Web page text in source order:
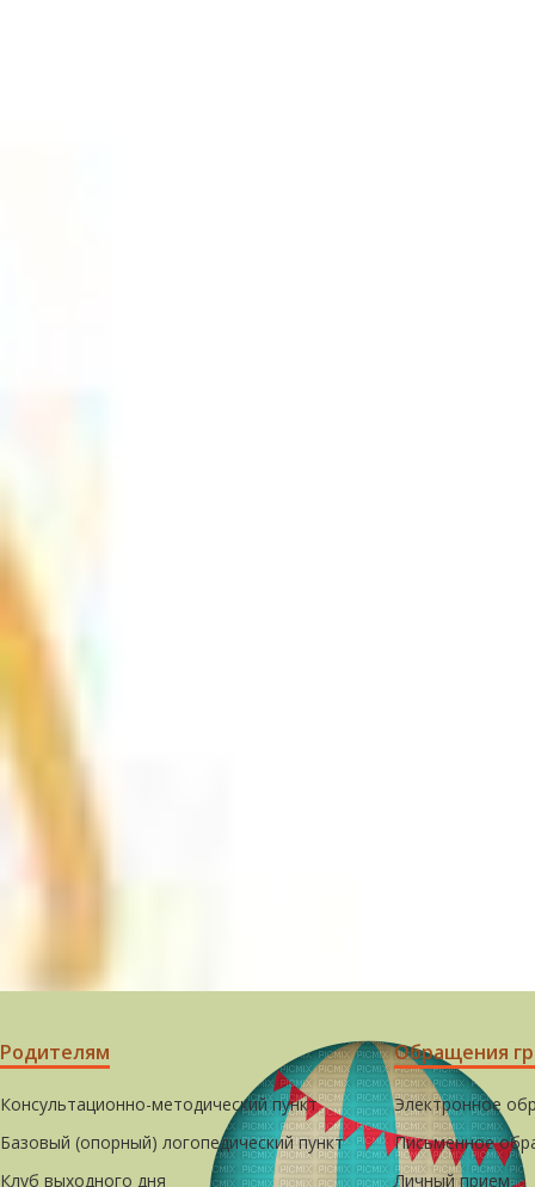
Родителям
Консультационно-методический пункт
Базовый (опорный) логопедический пункт
Клуб выходного дня
Обращения
Электронное
Письменное
Личный прием